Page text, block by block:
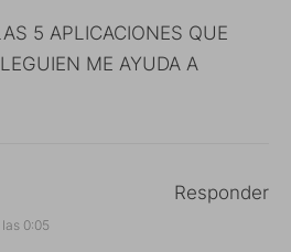
5 APLICACIONES QUE
ME AYUDA A
0:05
Responder